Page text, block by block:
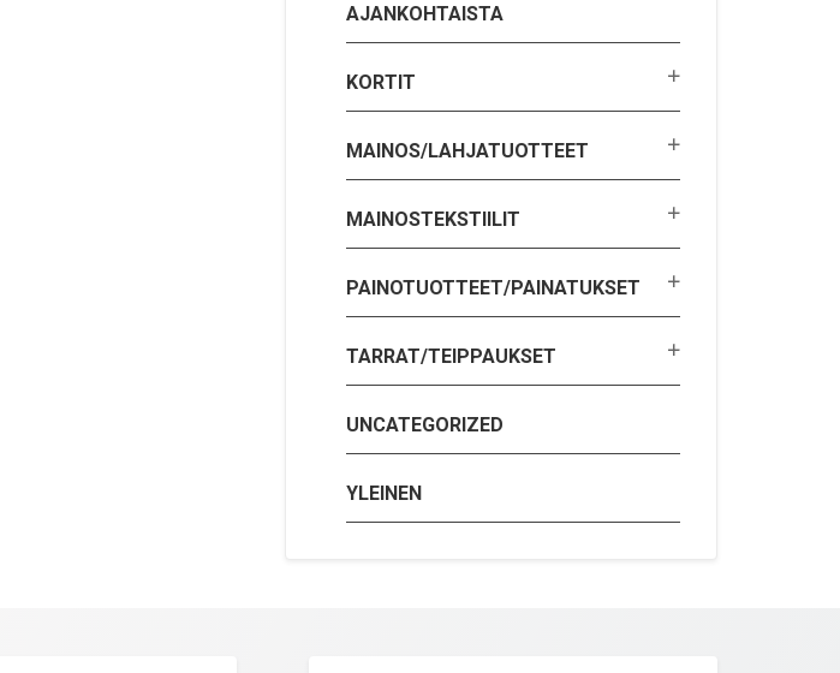
AJANKOHTAISTA
KORTIT
MAINOS/LAHJATUOTTEET
MAINOSTEKSTIILIT
PAINOTUOTTEET/PAINATUKSET
TARRAT/TEIPPAUKSET
UNCATEGORIZED
YLEINEN